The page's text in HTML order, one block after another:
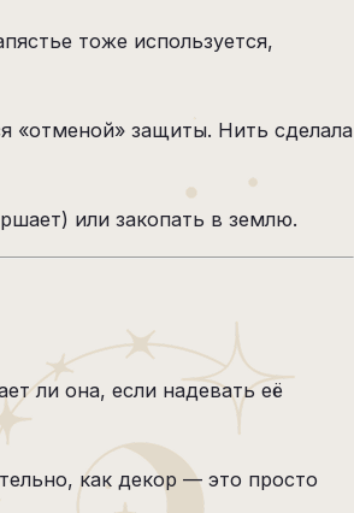
тоже используется,
«отменой» защиты. Нить сделала
или закопать в землю.
ли она, если надевать её
как декор — это просто